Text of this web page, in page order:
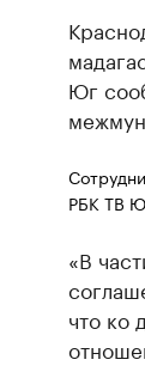
Юг
РБК ТВ
«В
что ко